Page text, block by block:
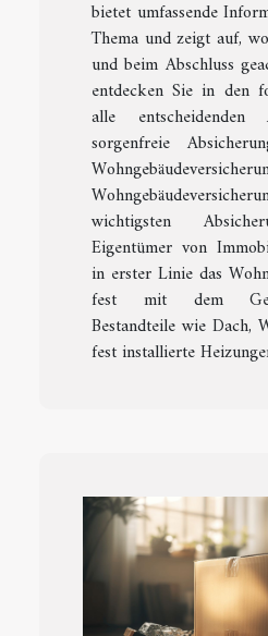
bietet umfassende
Thema und zeigt auf,
und beim Abschluss
entdecken Sie in den
alle
sorgenfreie
wichtigsten
Eigentümer von
in erster Linie das
fest mit dem
Bestandteile wie Dach,
fest installierte